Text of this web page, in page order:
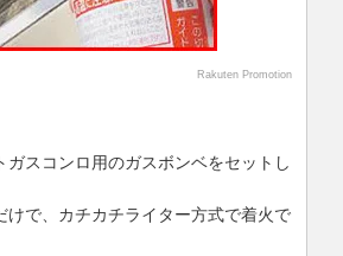
Rakuten Promotion
ガスコンロ用のガスボンベをセットし
けで、カチカチライター方式で着火で